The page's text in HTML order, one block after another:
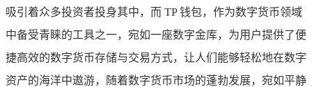
吸引着众多投资者投身其中，而 TP 钱包，作为数字货币领域
中备受青睐的工具之一，宛如一座数字金库，为用户提供了便
捷高效的数字货币存储与交易方式，让人们能够轻松地在数字
资产的海洋中遨游，随着数字货币市场的蓬勃发展，宛如平静